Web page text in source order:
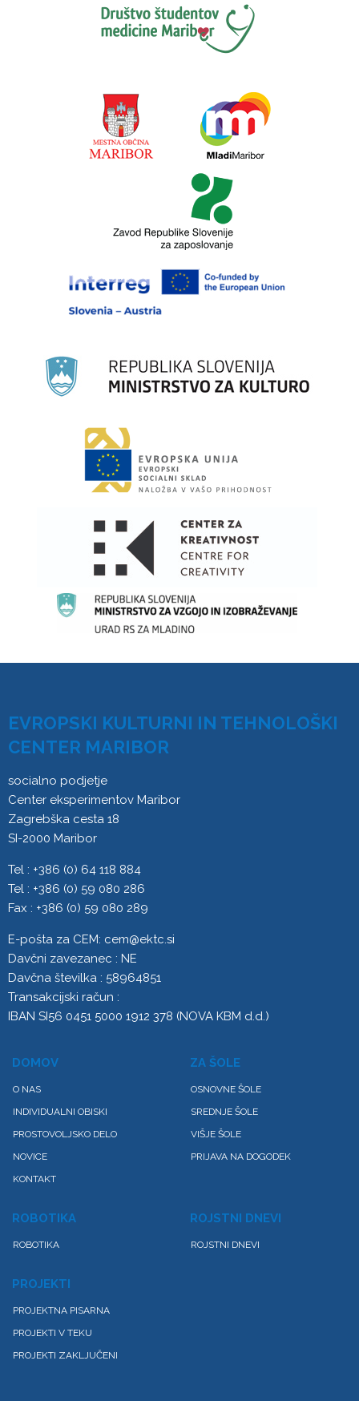
EVROPSKI KULTURNI IN TEHNOLOŠKI
CENTER MARIBOR
socialno podjetje
Center eksperimentov Maribor
Zagrebška cesta 18
SI-2000 Maribor
Tel : +386 (0) 64 118 884
Tel : +386 (0) 59 080 286
Fax : +386 (0) 59 080 289
E-pošta za CEM: cem@ektc.si
Davčni zavezanec : NE
Davčna številka : 58964851
Transakcijski račun :
IBAN SI56 0451 5000 1912 378 (NOVA KBM d.d.)
DOMOV
O NAS
INDIVIDUALNI OBISKI
PROSTOVOLJSKO DELO
NOVICE
KONTAKT
ZA ŠOLE
OSNOVNE ŠOLE
SREDNJE ŠOLE
VIŠJE ŠOLE
PRIJAVA NA DOGODEK
ROBOTIKA
ROBOTIKA
ROJSTNI DNEVI
ROJSTNI DNEVI
PROJEKTI
PROJEKTNA PISARNA
PROJEKTI V TEKU
PROJEKTI ZAKLJUČENI